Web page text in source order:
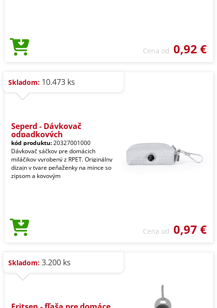
Cena od 0,92 €
Skladom: 10.473 ks
Seperd - Dávkovač
odpadkových
kód produktu:20327001000
Dávkovač sáčkov pre domácich
miláčikov vyrobený z RPET. Originálny
dizajn v tvare peňaženky na mince so
zipsom a kovovým
Cena od 0,97 €
Skladom: 3.200 ks